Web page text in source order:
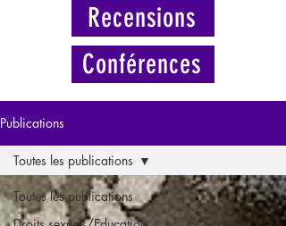
Recensions
Conférences
Publications
Toutes les publications
Toutes les publications